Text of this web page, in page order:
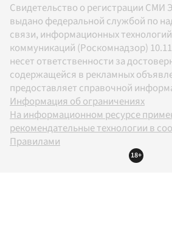
Свидетельство о регистрации СМИ
выдано федеральной службой по
связи, информационных
коммуникаций (Роскомнадзор)
несет ответственности за
содержащейся в рекламных
предоставляет справочной
Информация об ограничениях
На информационном ресурсе
рекомендательные технологии в
Правилами
18+